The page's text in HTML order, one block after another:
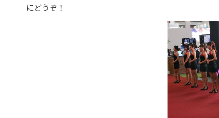
にどうぞ！